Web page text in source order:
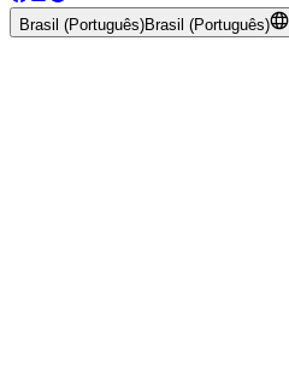
Brasil (Português)Brasil (Português)